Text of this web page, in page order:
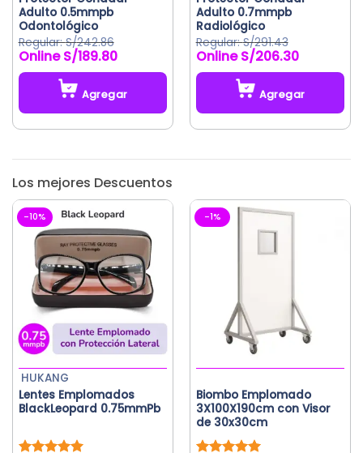
Adulto 0.5mmpb
Odontológico
S/242.86
El
precio
original
S/242.86.
S/189.80El
precio
es:
S/189.80.
Agregar
Adulto 0.7mmpb
Radiológico
S/291.43
El
precio
original
S/291.43.
S/206.30El
precio
es:
S/206.30.
Agregar
Los mejores Descuentos
-10%
Lentes Emplomados
BlackLeopard 0.75mmPb
HUKANG
-1%
Biombo Emplomado
3X100X190cm con Visor
de 30x30cm